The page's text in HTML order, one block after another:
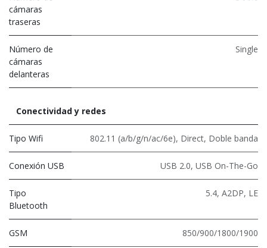
cámaras
traseras
Número de
cámaras
delanteras
Single
Conectividad y redes
Tipo Wifi 802.11 (a/b/g/n/ac/6e), Direct, Doble banda
Conexión USB USB 2.0, USB On-The-Go
Tipo
Bluetooth
5.4, A2DP, LE
GSM 850/900/1800/1900